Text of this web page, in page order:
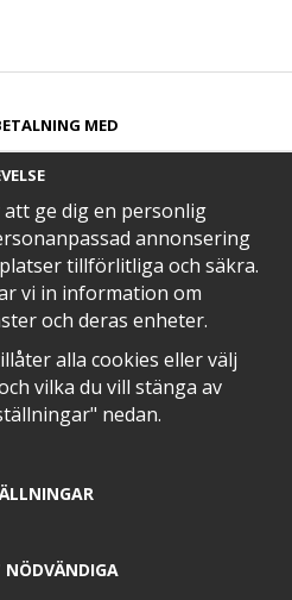
MED​
MED
EN DEL AV
ge dig en personlig
annonsering
tillförlitliga och säkra.
vi in information om
och deras enheter.
alla cookies eller välj
vilka du vill stänga av
nedan.
NÖDVÄNDIGA